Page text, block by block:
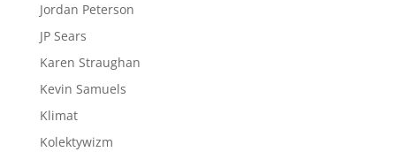
Jordan Peterson
JP Sears
Karen Straughan
Kevin Samuels
Klimat
Kolektywizm